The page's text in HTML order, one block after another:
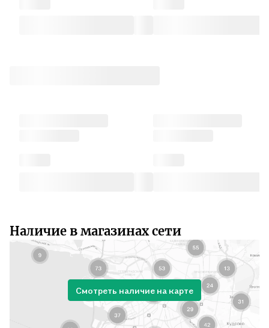
Наличие в магазинах сети
Смотреть наличие на карте